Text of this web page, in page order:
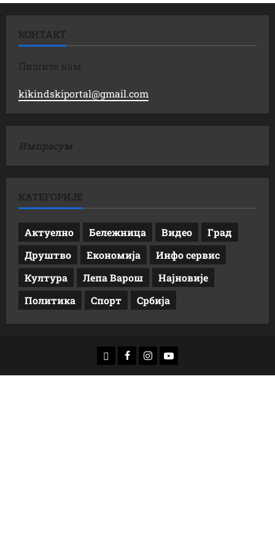
КОНТАКТ
Пишите нам
kikindskiportal@gmail.com
Импресум
КАТЕГОРИЈЕ
Актуелно Бележница Видео
Град
Друштво
Економија
Инфо сервис
Култура
Лепа Варош
Најновије
Политика
Спорт Србија
доwнлоад
Фацебоок
Инстаграм
Yоутубе